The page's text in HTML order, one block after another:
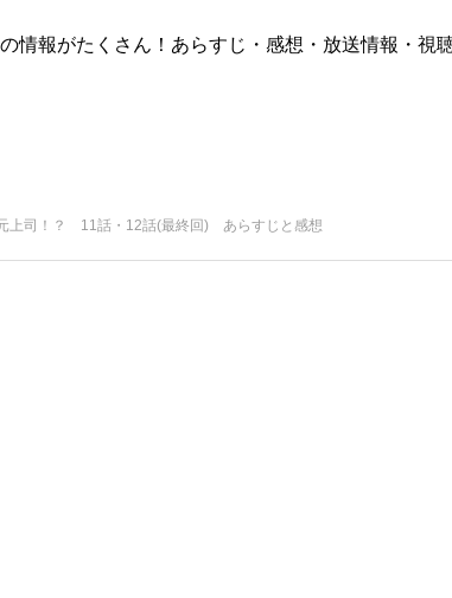
情報がたくさん！あらすじ・感想・放送情報・視
上司！？ 11話・12話(最終回) あらすじと感想